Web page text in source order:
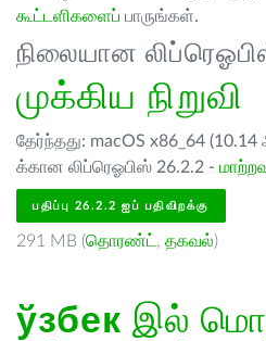
கூட்டளிகளைப் பாருங்கள்.
நிலையான
முக்கிய நிறுவி
தேர்ந்தது: macOS x86_64
க்கான லிப்ரெஓபிஸ் 26.2.2 -
பதிப்பு 26.2.2 ஐப் பதிவிறக்கு
291 MB (தொரண்ட் , தகவல்)
ўзбек இல்